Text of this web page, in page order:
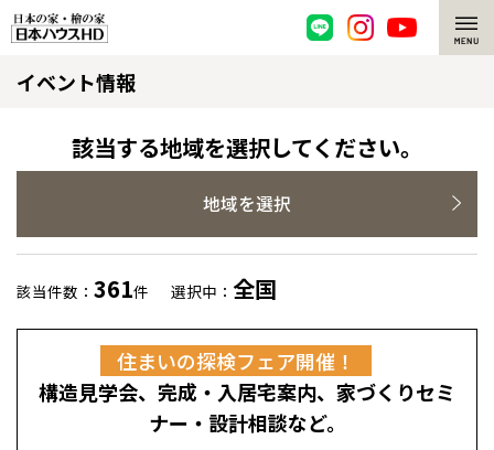
脱炭素・檜の家
環境にやさしい、脱炭素社会の住宅
耐震構造
高耐久住宅
高断熱・高気密の家
エネルギー自給自足
選ばれる理由
檜の魅力 トップ
檜と日本人
1000年を超えて生きる檜
知られざる檜の効果・作用
注文住宅
グレートステージ
リフォーム トップ
イベント情報
該当する地域を選択してください。
地域を選択
該当件数： 361件 選択中： 全国
住まいの探検フェア開催！
構造見学会、完成・入居宅案内、家づくりセミ
ナー・設計相談など。